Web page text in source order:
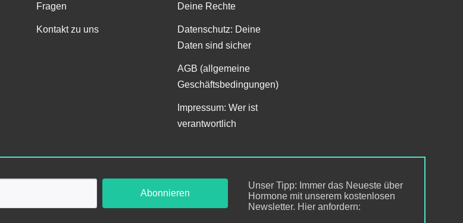
Fragen
Kontakt zu uns
Deine Rechte
Datenschutz: Deine
Daten sind sicher
AGB (allgemeine
Geschäftsbedingungen)
Impressum: Wer ist
verantwortlich
Abonnieren
Unser Tipp: Immer das Neueste über
Hormone mit unserem kostenlosen
Newsletter. Hier anfordern: